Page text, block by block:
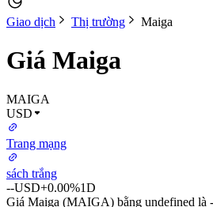
Giao dịch Thị trường Maiga
Giá Maiga
MAIGA
USD
Trang mạng
sách trắng
--USD+0.00%1D
Giá Maiga (MAIGA) bằng undefined là